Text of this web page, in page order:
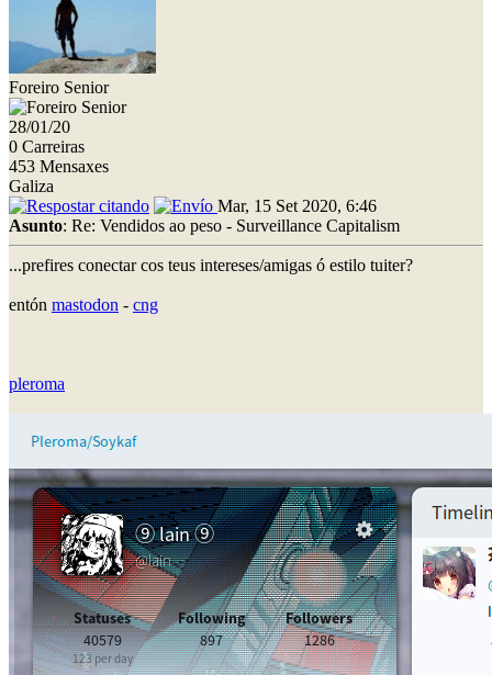
Foreiro Senior
28/01/20
0 Carreiras
453 Mensaxes
Galiza
Mar, 15 Set 2020, 6:46
Asunto: Re: Vendidos ao peso - Surveillance Capitalism
...prefires conectar cos teus intereses/amigas ó estilo tuiter?
entón mastodon - cng
pleroma